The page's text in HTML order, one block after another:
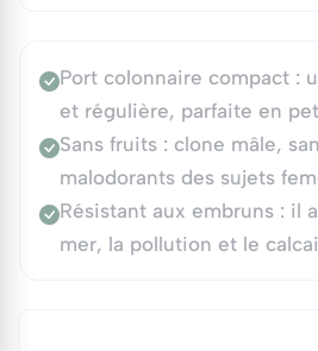
Port colonnaire compact :
et régulière, parfaite en
Sans fruits : clone mâle,
malodorants des sujets
Résistant aux embruns : il
mer, la pollution et le